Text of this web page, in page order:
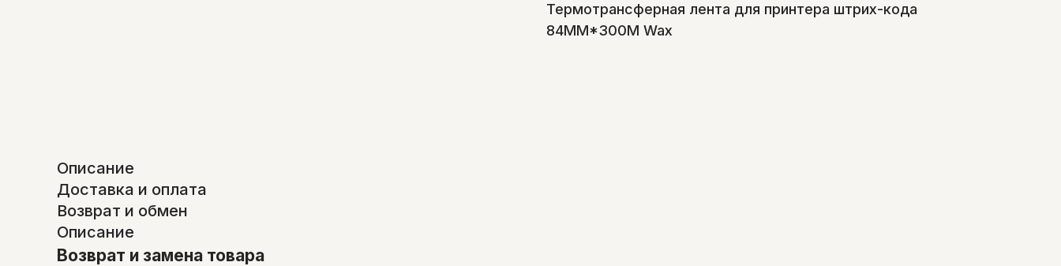
Термотрансферная лента для принтера штрих-кода
84ММ*300М Wax
Описание
Доставка и оплата
Возврат и обмен
Описание
Возврат и замена товара